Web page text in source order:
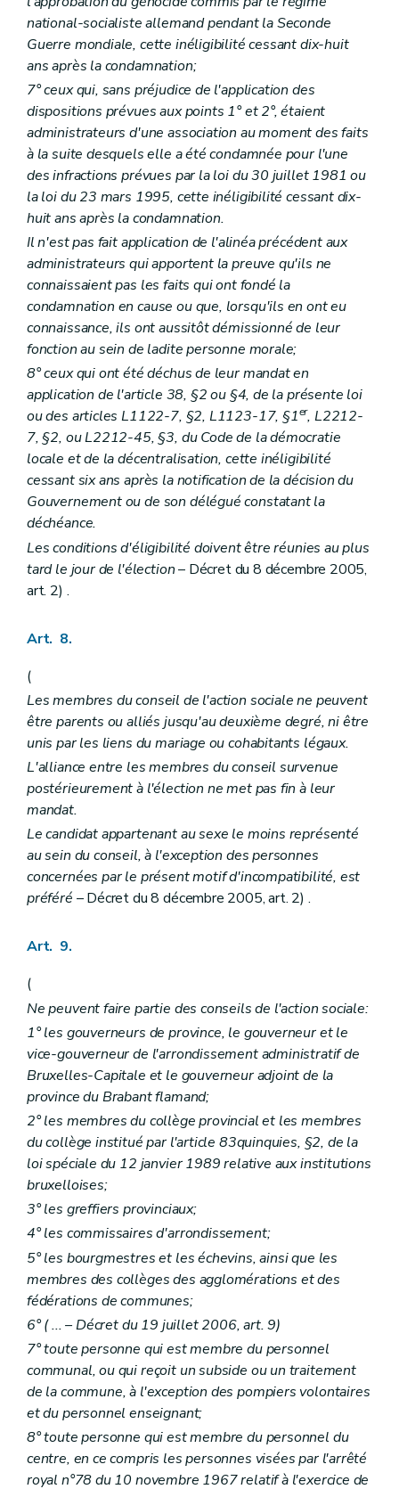
Art. 116
Art. 117
Chapitre XII
Des associations
Art. 118
Art. 119
Art. 120
Art. 121
Art. 121bis
Art. 122
Art. 123
Art. 124
Art. 125
Art. 126
Art. 127
Art. 128
Art. 129
Art. 130
Art. 131
Art. 132
Art. 133
Art. 134
Art. 135
Chapitre XIII Des dispositions transitoires, modificatives et abrogatoires
Art. 136
Art. 137
Art. 138
Art. 139
Art. 140
Art. 141
Art. 142
Art. 143
Art. 144
Art. 145
Art. 146
Art. 147
Art. 148
Art. 150
national-socialiste allemand pendant la Seconde
Guerre mondiale, cette inéligibilité cessant dix-huit
ans après la condamnation;
7° ceux qui, sans préjudice de l'application des
dispositions prévues aux points 1° et 2°, étaient
administrateurs d'une association au moment des faits
à la suite desquels elle a été condamnée pour l'une
des infractions prévues par la loi du 30 juillet 1981 ou
la loi du 23 mars 1995, cette inéligibilité cessant dix-
huit ans après la condamnation.
Il n'est pas fait application de l'alinéa précédent aux
administrateurs qui apportent la preuve qu'ils ne
connaissaient pas les faits qui ont fondé la
condamnation en cause ou que, lorsqu'ils en ont eu
connaissance, ils ont aussitôt démissionné de leur
fonction au sein de ladite personne morale;
8° ceux qui ont été déchus de leur mandat en
application de l'article 38, §2 ou §4, de la présente loi
ou des articles L1122-7, §2, L1123-17, §1er, L2212-
7, §2, ou L2212-45, §3, du Code de la démocratie
locale et de la décentralisation, cette inéligibilité
cessant six ans après la notification de la décision du
Gouvernement ou de son délégué constatant la
déchéance.
Les conditions d'éligibilité doivent être réunies au plus
tard le jour de l'élection– Décret du 8 décembre 2005,
art. 2) .
Art. 8.
(
Les membres du conseil de l'action sociale ne peuvent
être parents ou alliés jusqu'au deuxième degré, ni être
unis par les liens du mariage ou cohabitants légaux.
L'alliance entre les membres du conseil survenue
postérieurement à l'élection ne met pas fin à leur
mandat.
Le candidat appartenant au sexe le moins représenté
au sein du conseil, à l'exception des personnes
concernées par le présent motif d'incompatibilité, est
préféré – Décret du 8 décembre 2005, art. 2) .
Art. 9.
(
Ne peuvent faire partie des conseils de l'action sociale:
1° les gouverneurs de province, le gouverneur et le
vice-gouverneur de l'arrondissement administratif de
Bruxelles-Capitale et le gouverneur adjoint de la
province du Brabant flamand;
2° les membres du collège provincial et les membres
du collège institué par l'article 83quinquies, §2, de la
loi spéciale du 12 janvier 1989 relative aux institutions
bruxelloises;
3° les greffiers provinciaux;
4° les commissaires d'arrondissement;
5° les bourgmestres et les échevins, ainsi que les
membres des collèges des agglomérations et des
fédérations de communes;
6° (...– Décret du 19 juillet 2006, art. 9)
7° toute personne qui est membre du personnel
communal, ou qui reçoit un subside ou un traitement
de la commune, à l'exception des pompiers volontaires
et du personnel enseignant;
8° toute personne qui est membre du personnel du
centre, en ce compris les personnes visées par l'arrêté
royal n°78 du 10 novembre 1967 relatif à l'exercice de